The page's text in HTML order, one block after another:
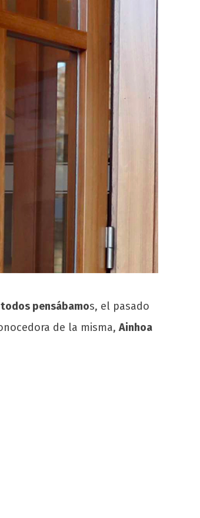
pensábamos, el pasado
de la misma, Ainhoa